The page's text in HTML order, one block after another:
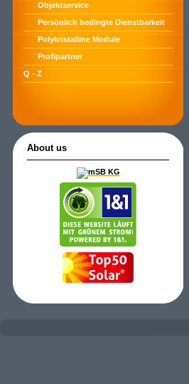
Objektservice
Persönlich bedingte Dienstbarkeit
Polykristalline Module
Profipartner
Q - Z
About us